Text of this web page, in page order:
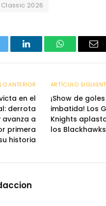
2026
LinkedInWhatsApp
ANTERIOR
en el
derrota
avanza a
primera
historia
ARTÍCULO
¡Show de
imbatida! Los
Knights
los Blackhawks